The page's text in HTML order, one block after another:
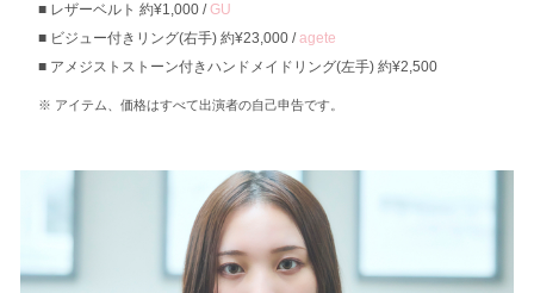
レザーベルト 約¥1,000 /GU
ビジュー付きリング(右手) 約¥23,000 /agete
アメジストストーン付きハンドメイドリング(左手) 約¥2,500
アイテム、価格はすべて出演者の自己申告です。